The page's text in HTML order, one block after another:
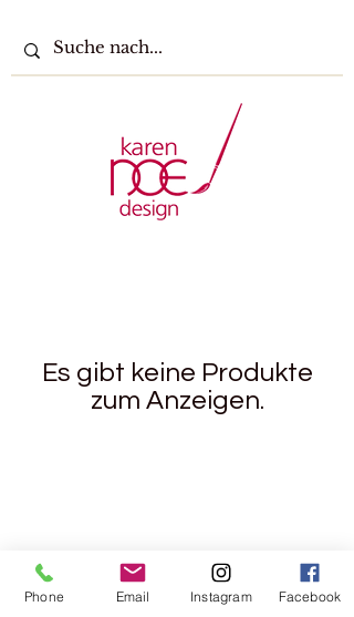
Es gibt keine Produkte
zum Anzeigen.
Rebgasse 5
8004 Zürich
044 241 78 18
Phone Email Instagram Facebook